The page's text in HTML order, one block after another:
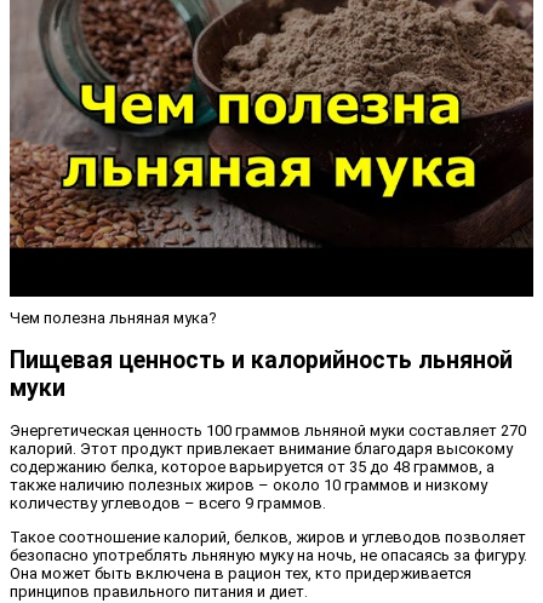
Чем полезна льняная мука?
Пищевая ценность и калорийность льняной
муки
Энергетическая ценность 100 граммов льняной муки составляет 270
калорий. Этот продукт привлекает внимание благодаря высокому
содержанию белка, которое варьируется от 35 до 48 граммов, а
также наличию полезных жиров – около 10 граммов и низкому
количеству углеводов – всего 9 граммов.
Такое соотношение калорий, белков, жиров и углеводов позволяет
безопасно употреблять льняную муку на ночь, не опасаясь за фигуру.
Она может быть включена в рацион тех, кто придерживается
принципов правильного питания и диет.